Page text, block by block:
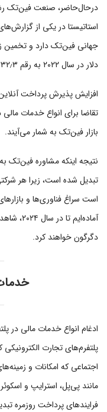
در‌حال‌حاضر، صنعت فین‌تک
استاتیستا در یکی از
دلار در سال ۲۰۲۲ به رقم ۳۳۲٫۳ میلیارد دلار در سال ۲۰۲۷ خواهد رسید.
افزایش پذیرش پرداخت
تقاضا برای انواع خدمات
بازار فین‌تک به شمار می‌آیند.
نتیجه اینکه مشاوره فین‌تک
تبدیل شده است، زیرا هر
است سراغ فناوری‌ها و
دگرگون خواهند کرد.
ادغام انواع خدمات مالی در
پلتفرم‌های تجارت الکترونیکی
اجتماعی که امکانات و
مانند پی‌پل، استرایپ و
فرایندهای پرداخت روزمره